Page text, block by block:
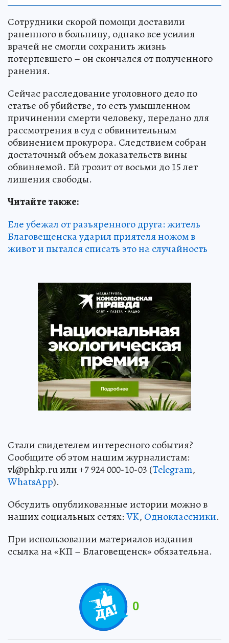
Сотрудники скорой помощи доставили
раненного в больницу, однако все усилия
врачей не смогли сохранить жизнь
потерпевшего – он скончался от полученного
ранения.
Сейчас расследование уголовного дело по
статье об убийстве, то есть умышленном
причинении смерти человеку, передано для
рассмотрения в суд с обвинительным
обвинением прокурора. Следствием собран
достаточный объем доказательств вины
обвиняемой. Ей грозит от восьми до 15 лет
лишения свободы.
Читайте также:
Еле убежал от разъяренного друга: житель
Благовещенска ударил приятеля ножом в
живот и пытался списать это на случайность
Стали свидетелем интересного события?
Сообщите об этом нашим журналистам:
vl@phkp.ru или +7 924 000-10-03 (Telegram,
WhatsApp).
Обсудить опубликованные истории можно в
наших социальных сетях:VK, Одноклассники.
При использовании материалов издания
ссылка на «КП – Благовещенск» обязательна.
0